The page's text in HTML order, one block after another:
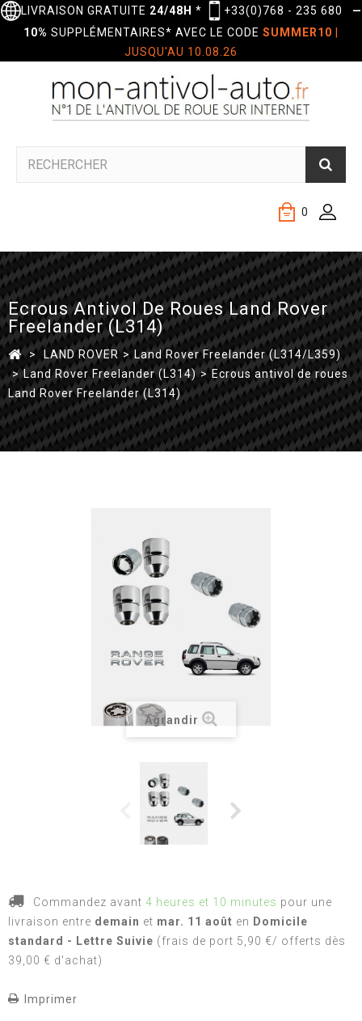
LIVRAISON GRATUITE 24/48H * +33(0)768 - 235 680
—
10% SUPPLÉMENTAIRES* AVEC LE CODE SUMMER10
JUSQU'AU 10.08.26
0
Ecrous Antivol De Roues Land Rover
Freelander (L314)
> LAND ROVER > Land Rover Freelander (L314/L359)
> Land Rover Freelander (L314) > Ecrous antivol de roues
Land Rover Freelander (L314)
Agrandir
Commandez avant 4 heures et 10 minutes pour une
livraison entre demain et mar. 11 août en Domicile
standard - Lettre Suivie (frais de port 5,90 €/ offerts dès
39,00 € d'achat)
Imprimer